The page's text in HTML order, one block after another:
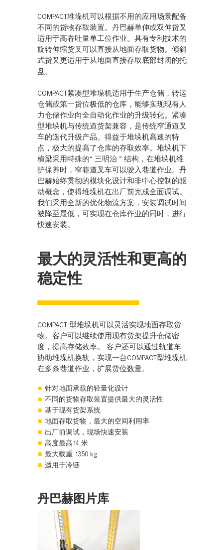
COMPACT堆垛机可以根据不用的应用场景配备
不同的货物存取装置。丹巴赫单伸或双伸货叉
适用于高吞吐量单工位作业。具有专利技术的
旋转伸缩货叉可以直接从地面存取货物。倾斜
式货叉更适用于从地面直接存取底部封闭的托
盘。
COMPACT紧凑型堆垛机适用于生产仓储，转运
仓储或第一货位极低的仓库，能够实现现有人
力仓储作业向全自动化作业的升级转化。紧凑
型堆垛机与传统道货架兼容，是传统窄通道叉
车的迭代升级产品。得益于堆垛机高速的特
点，极大的提高了仓库的存取效率。堆垛机下
横梁采用特殊的“ 三明治 ” 结构，在堆垛机维
护保养时，窄巷道叉车可以驶入巷道作业。丹
巴赫始终贯彻的模块化设计和非中心控制的驱
动概念，使得堆垛机在出厂前完成全面调试。
我们采用全新的优化物流方案，安装调试时间
被降至最低，可实现在仓库作业的同时，进行
快速安装。
最大的灵活性和更高的
稳定性
COMPACT 型堆垛机可以灵活实现地面存取货
物。客户可以继续使用现有货架提升仓储密
度，提高存储效率。 客户还可以通过轨道车
协助堆垛机换轨，实现一台COMPACT型堆垛机
在多条巷道作业，扩展货位数量。
针对地面承载的轻量化设计
不同的货物存取装置提供最大的灵活性
基于现有货架系统
地面存取货物，最大的空间利用率
出厂前调试，现场快速安装
高度最高14 米
最大载重 1350 kg
适用于冷链
丹巴赫图片库